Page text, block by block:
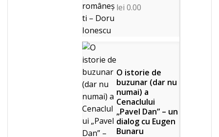
lei 0.00
O istorie de
buzunar (dar nu
numai) a
Cenaclului
„Pavel Dan” – un
dialog cu Eugen
Bunaru